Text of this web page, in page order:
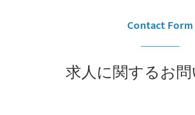
Contact Form
求人に関するお